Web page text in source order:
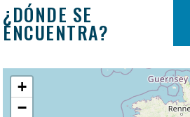
¿DÓNDE SE
ENCUENTRA?
+
−